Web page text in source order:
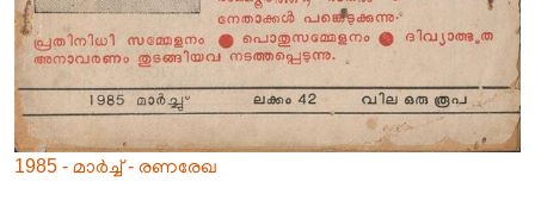
1985 - മാർച്ച് - രണരേഖ